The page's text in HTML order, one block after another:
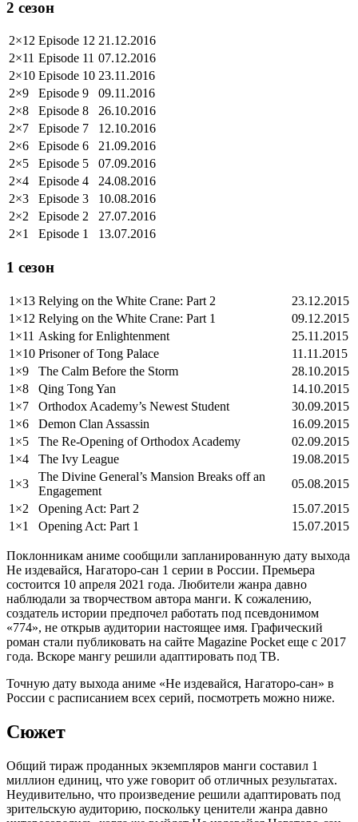
2 сезон
2×12 Episode 12 21.12.2016
2×11 Episode 11 07.12.2016
2×10 Episode 10 23.11.2016
2×9
Episode 9
09.11.2016
2×8
Episode 8
26.10.2016
2×7
Episode 7
12.10.2016
2×6
Episode 6
21.09.2016
2×5
Episode 5
07.09.2016
2×4
Episode 4
24.08.2016
2×3
Episode 3
10.08.2016
2×2
Episode 2
27.07.2016
2×1
Episode 1 13.07.2016
1 сезон
1×13 Relying on the White Crane: Part 2
23.12.2015
1×12 Relying on the White Crane: Part 1
09.12.2015
1×11 Asking for Enlightenment
25.11.2015
1×10 Prisoner of Tong Palace
11.11.2015
1×9
The Calm Before the Storm
28.10.2015
1×8
Qing Tong Yan
14.10.2015
1×7
Orthodox Academy’s Newest Student
30.09.2015
1×6
Demon Clan Assassin
16.09.2015
1×5
The Re-Opening of Orthodox Academy
02.09.2015
1×4
The Ivy League
19.08.2015
1×3
The Divine General’s Mansion Breaks off an
Engagement
05.08.2015
1×2
Opening Act: Part 2
15.07.2015
1×1
Opening Act: Part 1 15.07.2015
Поклонникам аниме сообщили запланированную дату выхода
Не издевайся, Нагаторо-сан 1 серии в России. Премьера
состоится 10 апреля 2021 года. Любители жанра давно
наблюдали за творчеством автора манги. К сожалению,
создатель истории предпочел работать под псевдонимом
«774», не открыв аудитории настоящее имя. Графический
роман стали публиковать на сайте Magazine Pocket еще с 2017
года. Вскоре мангу решили адаптировать под ТВ.
Точную дату выхода аниме «Не издевайся, Нагаторо-сан» в
России с расписанием всех серий, посмотреть можно ниже.
Сюжет
Общий тираж проданных экземпляров манги составил 1
миллион единиц, что уже говорит об отличных результатах.
Неудивительно, что произведение решили адаптировать под
зрительскую аудиторию, поскольку ценители жанра давно